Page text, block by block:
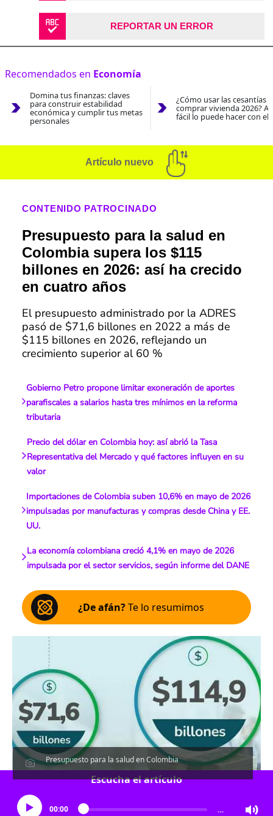
REPORTAR UN ERROR
Recomendados en Economía
Domina tus finanzas: claves
para construir estabilidad
económica y cumplir tus metas
personales
¿Cómo usar las cesantías
comprar vivienda 2026?
fácil lo puede hacer con el
Artículo nuevo
CONTENIDO PATROCINADO
Presupuesto para la salud en
Colombia supera los $115
billones en 2026: así ha crecido
en cuatro años
El presupuesto administrado por la ADRES
pasó de $71,6 billones en 2022 a más de
$115 billones en 2026, reflejando un
crecimiento superior al 60 %
Gobierno Petro propone limitar exoneración de aportes
parafiscales a salarios hasta tres mínimos en la reforma
tributaria
Precio del dólar en Colombia hoy: así abrió la Tasa
Representativa del Mercado y qué factores influyen en su
valor
Importaciones de Colombia suben 10,6% en mayo de 2026
impulsadas por manufacturas y compras desde China y EE.
UU.
La economía colombiana creció 4,1% en mayo de 2026
impulsada por el sector servicios, según informe del DANE
¿De afán?Te lo resumimos
Presupuesto para la salud en Colombia
Escucha el artículo
00:00 …